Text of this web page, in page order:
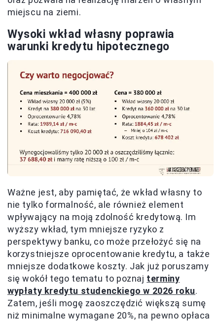
miejscu na ziemi.
Wysoki wkład własny poprawia
warunki kredytu hipotecznego
Ważne jest, aby pamiętać, że wkład własny to
nie tylko formalność, ale również element
wpływający na moją zdolność kredytową. Im
wyższy wkład, tym mniejsze ryzyko z
perspektywy banku, co może przełożyć się na
korzystniejsze oprocentowanie kredytu, a także
mniejsze dodatkowe koszty. Jak już poruszamy
się wokół tego tematu to poznaj terminy
wypłaty kredytu studenckiego w 2026 roku.
Zatem, jeśli mogę zaoszczędzić większą sumę
niż minimalne wymagane 20%, na pewno opłaca